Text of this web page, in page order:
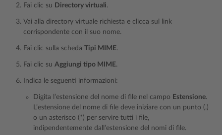
Fai clic su Directory virtuali.
Vai alla directory virtuale richiesta e clicca sul link
corrispondente con il suo nome.
Fai clic sulla scheda Tipi MIME.
Fai clic su Aggiungi tipo MIME.
Indica le seguenti informazioni:
Digita l’estensione del nome di file nel campo Estensione.
L’estensione del nome di file deve iniziare con un punto (.)
o un asterisco (*) per servire tutti i file,
indipendentemente dall’estensione del nomi di file.